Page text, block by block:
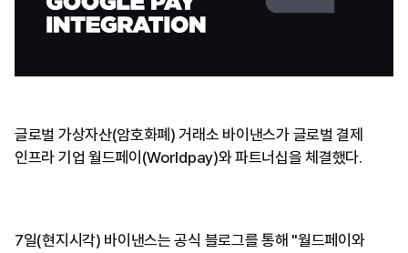
글로벌 가상자산(암호화폐) 거래소 바이낸스가 글로벌 결제
인프라 기업 월드페이(Worldpay)와 파트너십을 체결했다.
7일(현지시각) 바이낸스는 공식 블로그를 통해 "월드페이와